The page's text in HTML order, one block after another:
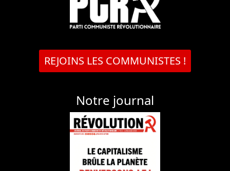
REJOINS LES COMMUNISTES !
Notre journal